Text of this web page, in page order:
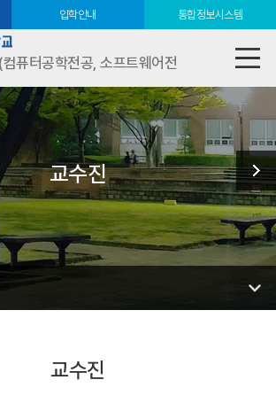
입학안내 통합정보시스템
퓨터공학전공, 소프트웨어전
교수진
교수진